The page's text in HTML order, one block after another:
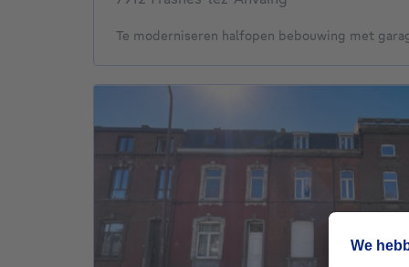
Te moderniseren halfopen bebouwing met